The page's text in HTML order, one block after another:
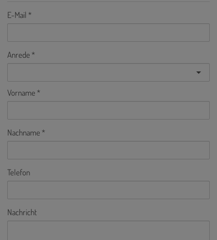
E-Mail
Anrede
Vorname
Nachname
Telefon
Nachricht